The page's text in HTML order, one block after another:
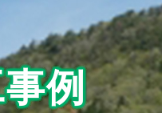
例